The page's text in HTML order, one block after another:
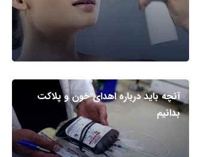
آنچه باید درباره اهدای خون و پلاکت
بدانیم